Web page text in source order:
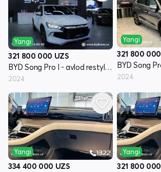
Yangi
321 800 000 UZS
BYD Song Pro I - avlod restyling
2024
Yangi
321 800 000
2024
Yangi
334 400 000 UZS
Yangi
321 800 000